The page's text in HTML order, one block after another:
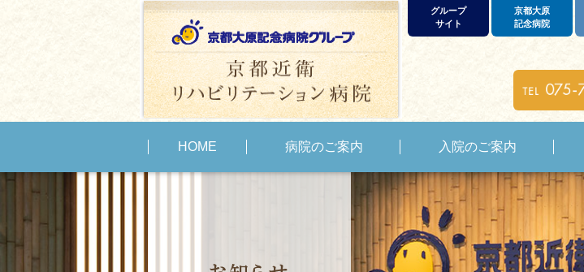
HOME 病院のご案内 入院のご案内
グループ
サイト
京都大原
記念病院